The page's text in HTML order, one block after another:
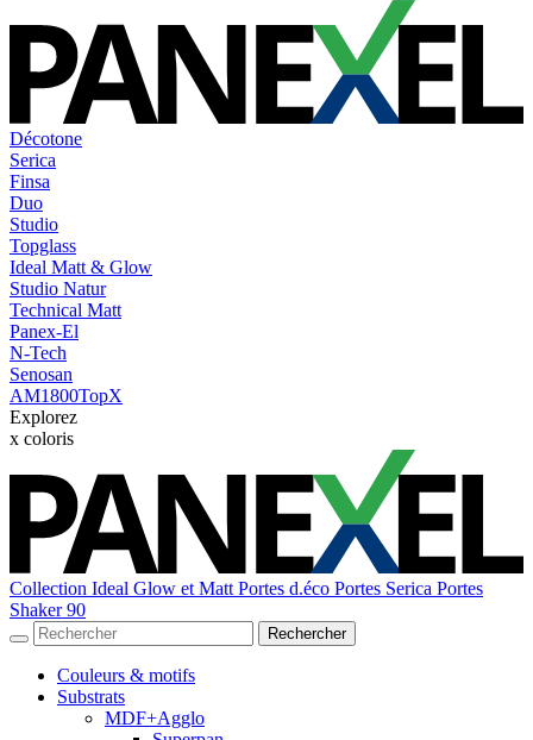
Décotone
Serica
Finsa
Duo
Studio
Topglass
Ideal Matt & Glow
Studio Natur
Technical Matt
Panex-El
N-Tech
Senosan
AM1800TopX
Explorez
x coloris
Collection Ideal Glow et Matt Portes d.éco Portes Serica Portes
Shaker 90
Couleurs & motifs
Substrats
MDF+Agglo